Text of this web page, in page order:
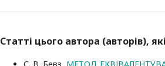
Статті цього автора (авторів),